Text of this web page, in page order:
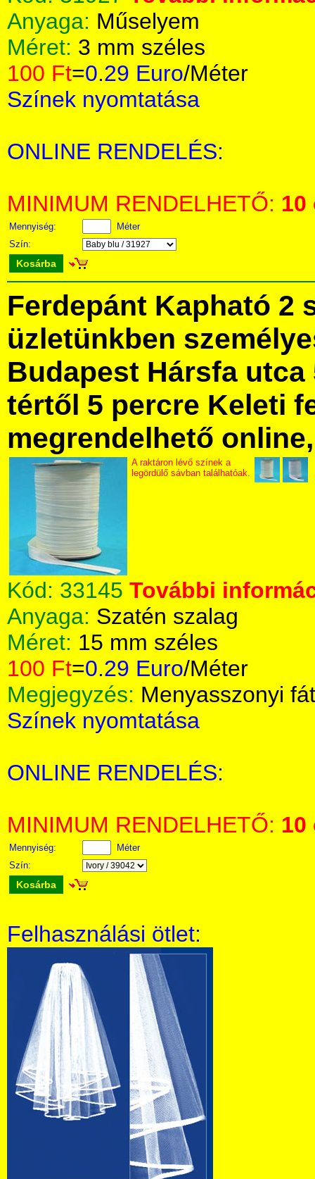
Anyaga: Műselyem
Méret: 3 mm széles
100 Ft=0.29 Euro/Méter
Színek nyomtatása
ONLINE RENDELÉS:
MINIMUM RENDELHETŐ: 10
Mennyiség:
Méter
Szín:
Kosárba
Ferdepánt Kapható 2
üzletünkben
Budapest Hársfa utca
tértől 5 percre Keleti
megrendelhető
A raktáron lévő színek a
legördülő sávban találhatóak.
Kód: 33145 További
Anyaga: Szatén szalag
Méret: 15 mm széles
100 Ft=0.29 Euro/Méter
Megjegyzés: Menyasszonyi
Színek nyomtatása
ONLINE RENDELÉS:
MINIMUM RENDELHETŐ: 10
Mennyiség:
Méter
Szín:
Kosárba
Felhasználási ötlet: